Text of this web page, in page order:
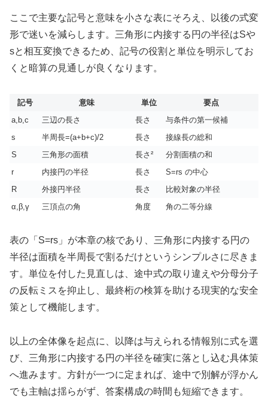
ここで主要な記号と意味を小さな表にそろえ、以後の式変
形で迷いを減らします。三角形に内接する円の半径はSや
sと相互変換できるため、記号の役割と単位を明示してお
くと暗算の見通しが良くなります。
記号 意味 単位
要点
a,b,c
三辺の長さ 長さ
与条件の第一候補
s
半周長=(a+b+c)/2 長さ
接線長の総和
S
三角形の面積 長さ²
分割面積の和
r
内接円の半径 長さ
S=rs の中心
R
外接円半径 長さ
比較対象の半径
α,β,γ
三頂点の角 角度 角の二等分線
表の「S=rs」が本章の核であり、三角形に内接する円の
半径は面積を半周長で割るだけというシンプルさに尽きま
す。単位を付した見直しは、途中式の取り違えや分母分子
の反転ミスを抑止し、最終桁の検算を助ける現実的な安全
策として機能します。
以上の全体像を起点に、以降は与えられる情報別に式を選
び、三角形に内接する円の半径を確実に落とし込む具体策
へ進みます。方針が一つに定まれば、途中で別解が浮かん
でも主軸は揺らがず、答案構成の時間も短縮できます。